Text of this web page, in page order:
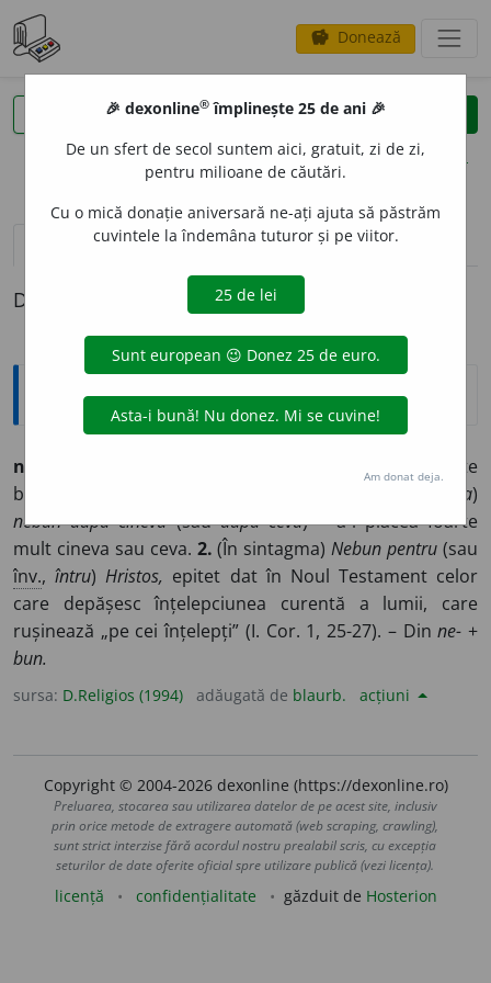
savings Donează
clear
opțiuni
definiții (1) pronunțievolume_up (50)
Definiția cu ID-ul 551200:
Enciclopedice
neb
(Om) care nu este
bun, care nu este sănătos. ◊
a umbla)
nebun după cineva(saudupă ceva) = a-i plăcea foarte
mult cineva sau ceva. 2. (În sintagma)Nebun pentru (sau
înv.,întru)Hristos, epitet dat în Noul Testament celor
care depășesc înțelepciunea curentă a lumii, care
rușinează „pe cei înțelepți” (I. Cor. 1, 25-27). – Dinne- +
bun.
sursa: D.Religios (1994) adăugată de blaurb. acțiuni
Copyright © 2004-2026 dexonline (https://dexonline.ro)
Preluarea, stocarea sau utilizarea datelor de pe acest site, inclusiv
prin orice metode de extragere automată (web scraping, crawling),
sunt strict interzise fără acordul nostru prealabil scris, cu excepția
seturilor de date oferite oficial spre utilizare publică (vezi licența).
licență confidențialitate găzduit de Hosterion
🎉 dexonline® împlinește 25 de ani 🎉
De un sfert de secol suntem aici, gratuit, zi de zi,
pentru milioane de căutări.
Cu o mică donație aniversară ne-ați ajuta să păstrăm
cuvintele la îndemâna tuturor și pe viitor.
Am donat deja.